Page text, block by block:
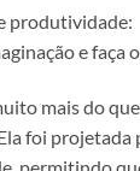
produtividade:
e faça
mais do
foi projetada
permitindo